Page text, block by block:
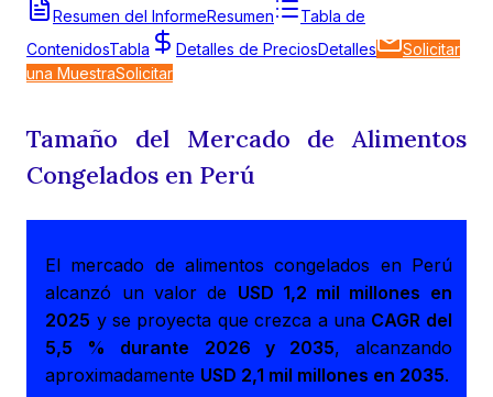
Resumen del InformeResumen
Tabla de
ContenidosTabla Detalles de PreciosDetalles
Solicitar
una MuestraSolicitar
Tamaño del Mercado de Alimentos
Congelados en Perú
El mercado de alimentos congelados en Perú
alcanzó un valor de USD 1,2 mil millones en
2025 y se proyecta que crezca a una CAGR del
5,5 % durante 2026 y 2035, alcanzando
aproximadamente USD 2,1 mil millones en 2035.